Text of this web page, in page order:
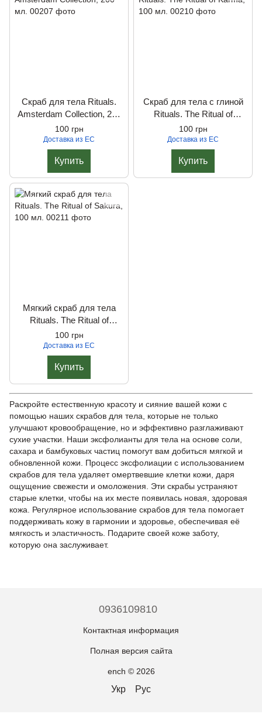
Скраб для тела Rituals.
Amsterdam Collection, 200
мл.
100 грн
Доставка из ЕС
Купить
Скраб для тела с глиной
Rituals. The Ritual of
Karma, 100 мл.
100 грн
Доставка из ЕС
Купить
Мягкий скраб для тела
Rituals. The Ritual of
Sakura, 100 мл.
100 грн
Доставка из ЕС
Купить
Раскройте естественную красоту и сияние вашей кожи с
помощью наших скрабов для тела, которые не только
улучшают кровообращение, но и эффективно разглаживают
сухие участки. Наши эксфолианты для тела на основе соли,
сахара и бамбуковых частиц помогут вам добиться мягкой и
обновленной кожи. Процесс эксфолиации с использованием
скрабов для тела удаляет омертвевшие клетки кожи, даря
ощущение свежести и омоложения. Эти скрабы устраняют
старые клетки, чтобы на их месте появилась новая, здоровая
кожа. Регулярное использование скрабов для тела помогает
поддерживать кожу в гармонии и здоровье, обеспечивая её
мягкость и эластичность. Подарите своей коже заботу,
которую она заслуживает.
0936109810
Контактная информация
Полная версия сайта
ench © 2026
Укр Рус